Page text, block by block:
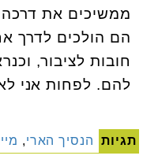
ממשיכים את
הם הולכים לדרך
חובות לציבור,
להם. לפחות אני
תגיות הנסיך הארי,